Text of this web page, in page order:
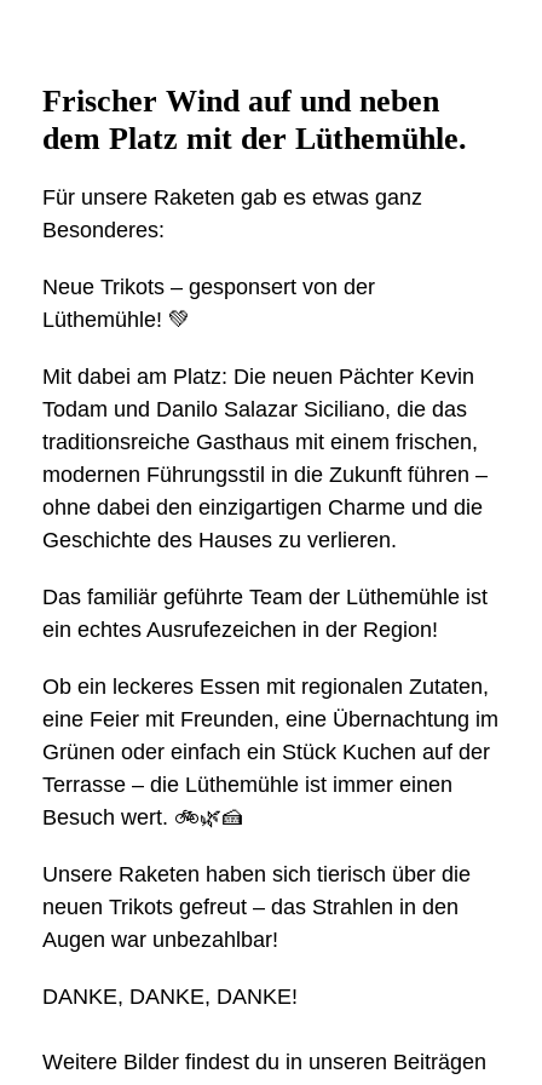
Frischer Wind auf und neben
dem Platz mit der Lüthemühle.
Für unsere Raketen gab es etwas ganz
Besonderes:
Neue Trikots – gesponsert von der
Lüthemühle! 💚
Mit dabei am Platz: Die neuen Pächter Kevin
Todam und Danilo Salazar Siciliano, die das
traditionsreiche Gasthaus mit einem frischen,
modernen Führungsstil in die Zukunft führen –
ohne dabei den einzigartigen Charme und die
Geschichte des Hauses zu verlieren.
Das familiär geführte Team der Lüthemühle ist
ein echtes Ausrufezeichen in der Region!
Ob ein leckeres Essen mit regionalen Zutaten,
eine Feier mit Freunden, eine Übernachtung im
Grünen oder einfach ein Stück Kuchen auf der
Terrasse – die Lüthemühle ist immer einen
Besuch wert. 🚲🌿🍰
Unsere Raketen haben sich tierisch über die
neuen Trikots gefreut – das Strahlen in den
Augen war unbezahlbar!
DANKE, DANKE, DANKE!
Weitere Bilder findest du in unseren Beiträgen